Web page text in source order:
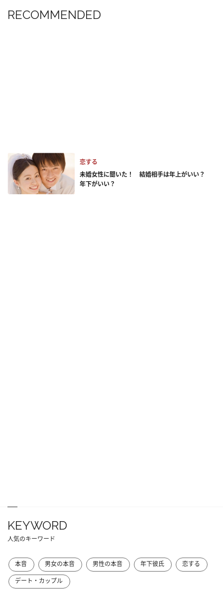
RECOMMENDED
恋する
未婚女性に聞いた！ 結婚相手は年上がいい？
年下がいい？
KEYWORD
人気のキーワード
本音 男女の本音 男性の本音 年下彼氏
恋する
デート・カップル